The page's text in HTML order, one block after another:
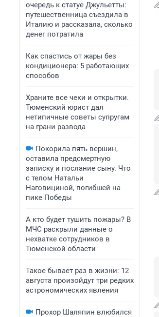
очередь к статуе Джульетты:
путешественница съездила в
Италию и рассказала, сколько
денег потратила
Как спастись от жары без
кондиционера: 5 работающих
способов
Храните все чеки и открытки.
Тюменский юрист дал
нетипичные советы супругам
на грани развода
Покорила пять вершин,
оставила предсмертную
записку и послание сыну. Что
с телом Натальи
Наговициной, погибшей на
пике Победы
А кто будет тушить пожары? В
МЧС раскрыли данные о
нехватке сотрудников в
Тюменской области
Такое бывает раз в жизни: 12
августа произойдут три редких
астрономических явления
Прохор Шаляпин влюбился